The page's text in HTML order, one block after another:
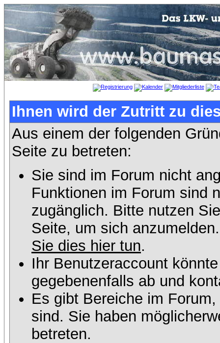
Ihnen wird der Zutritt zu
Aus einem der folgenden
Seite zu betreten:
Sie sind im Forum nicht
Funktionen im Forum sind
zugänglich. Bitte nutzen
Seite, um sich
Sie dies hier tun.
Ihr Benutzeraccount
gegebenenfalls ab und
Es gibt Bereiche im
sind. Sie haben
betreten.